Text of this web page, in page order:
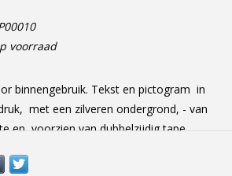
voorraad
binnengebruik. Tekst en pictogram in
met een zilveren ondergrond, - van
en voorzien van dubbelzijdig tape